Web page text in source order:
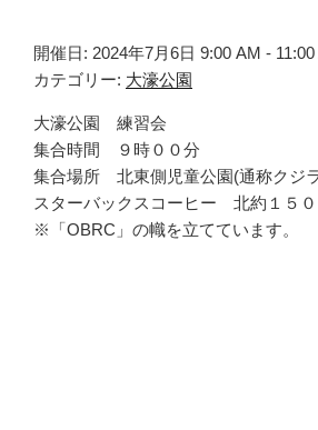
開催日: 2024年7月6日 9:00 AM - 11:00
カテゴリー: 大濠公園
大濠公園 練習会
集合時間 ９時００分
集合場所 北東側児童公園(通称クジ
スターバックスコーヒー 北約１５０
※「OBRC」の幟を立てています。